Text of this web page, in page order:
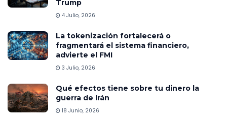
Trump
4 Julio, 2026
La tokenización fortalecerá o
fragmentará el sistema financiero,
advierte el FMI
3 Julio, 2026
Qué efectos tiene sobre tu dinero la
guerra de Irán
18 Junio, 2026